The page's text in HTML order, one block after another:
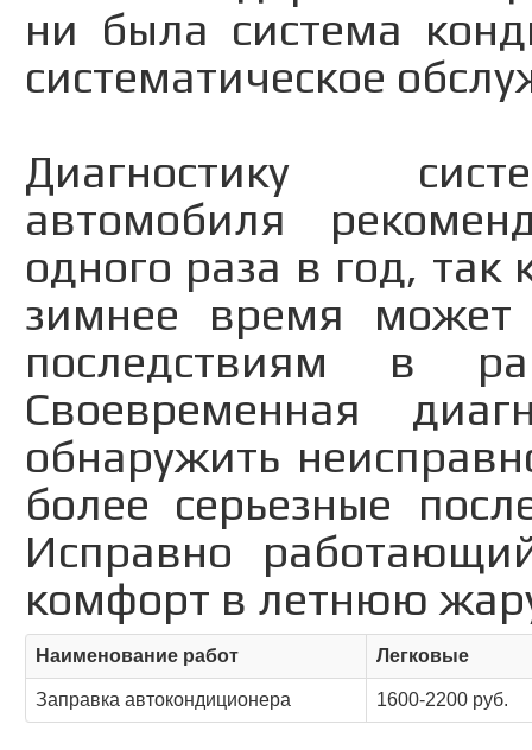
ни была система
систематическое
Диагностику
автомобиля
одного раза в год, так
зимнее время может
последствиям в
Своевременная
обнаружить
более серьезные
Исправно
комфорт в летнюю
Наименование работ Легковые
Заправка автокондиционера 1600-2200 руб.